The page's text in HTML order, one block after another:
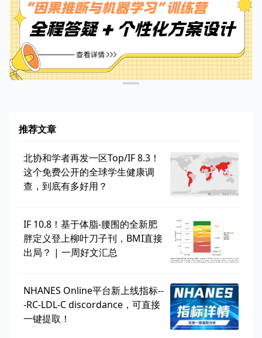
推荐文章
北协和学者再发一区Top/IF 8.3！
这个免费公开的全球学生健康调
查，到底有多好用？
IF 10.8！基于体脂-腰围的全新肥
胖定义登上柳叶刀子刊，BMI直接
出局？ | 一周好文汇总
NHANES Online平台新上线指标--
-RC-LDL-C discordance，可直接
一键提取！